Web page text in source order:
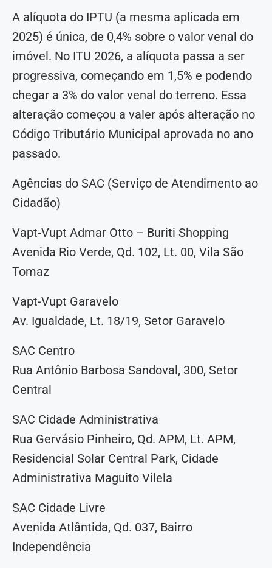
A alíquota do IPTU (a mesma aplicada em
2025) é única, de 0,4% sobre o valor venal do
imóvel. No ITU 2026, a alíquota passa a ser
progressiva, começando em 1,5% e podendo
chegar a 3% do valor venal do terreno. Essa
alteração começou a valer após alteração no
Código Tributário Municipal aprovada no ano
passado.
Agências do SAC (Serviço de Atendimento ao
Cidadão)
Vapt-Vupt Admar Otto – Buriti Shopping
Avenida Rio Verde, Qd. 102, Lt. 00, Vila São
Tomaz
Vapt-Vupt Garavelo
Av. Igualdade, Lt. 18/19, Setor Garavelo
SAC Centro
Rua Antônio Barbosa Sandoval, 300, Setor
Central
SAC Cidade Administrativa
Rua Gervásio Pinheiro, Qd. APM, Lt. APM,
Residencial Solar Central Park, Cidade
Administrativa Maguito Vilela
SAC Cidade Livre
Avenida Atlântida, Qd. 037, Bairro
Independência